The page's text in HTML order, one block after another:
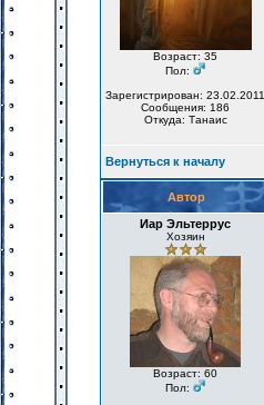
Возраст: 35
Пол:
Зарегистрирован: 23.02.2011
Сообщения: 186
Откуда: Танаис
Вернуться к началу
Автор
Иар Эльтеррус
Хозяин
Возраст: 60
Пол: